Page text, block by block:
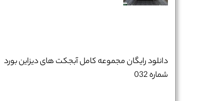
دانلود رایگان مجموعه کامل آبجکت های دیزاین بورد
شماره 032